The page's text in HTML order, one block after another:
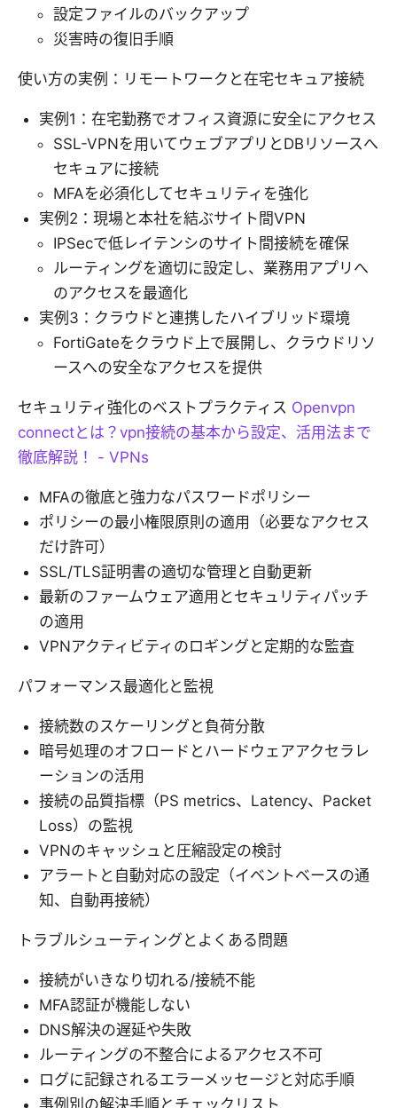
設定ファイルのバックアップ
災害時の復旧手順
使い方の実例：リモートワークと在宅セキュア接続
実例1：在宅勤務でオフィス資源に安全にアクセス
SSL-VPNを用いてウェブアプリとDBリソースへ
セキュアに接続
MFAを必須化してセキュリティを強化
実例2：現場と本社を結ぶサイト間VPN
IPSecで低レイテンシのサイト間接続を確保
ルーティングを適切に設定し、業務用アプリへ
のアクセスを最適化
実例3：クラウドと連携したハイブリッド環境
FortiGateをクラウド上で展開し、クラウドリソ
ースへの安全なアクセスを提供
セキュリティ強化のベストプラクティス Openvpn
connectとは？vpn接続の基本から設定、活用法まで
徹底解説！ - VPNs
MFAの徹底と強力なパスワードポリシー
ポリシーの最小権限原則の適用（必要なアクセス
だけ許可）
SSL/TLS証明書の適切な管理と自動更新
最新のファームウェア適用とセキュリティパッチ
の適用
VPNアクティビティのロギングと定期的な監査
パフォーマンス最適化と監視
接続数のスケーリングと負荷分散
暗号処理のオフロードとハードウェアアクセラレ
ーションの活用
接続の品質指標（PS metrics、Latency、Packet
Loss）の監視
VPNのキャッシュと圧縮設定の検討
アラートと自動対応の設定（イベントベースの通
知、自動再接続）
トラブルシューティングとよくある問題
接続がいきなり切れる/接続不能
MFA認証が機能しない
DNS解決の遅延や失敗
ルーティングの不整合によるアクセス不可
ログに記録されるエラーメッセージと対応手順